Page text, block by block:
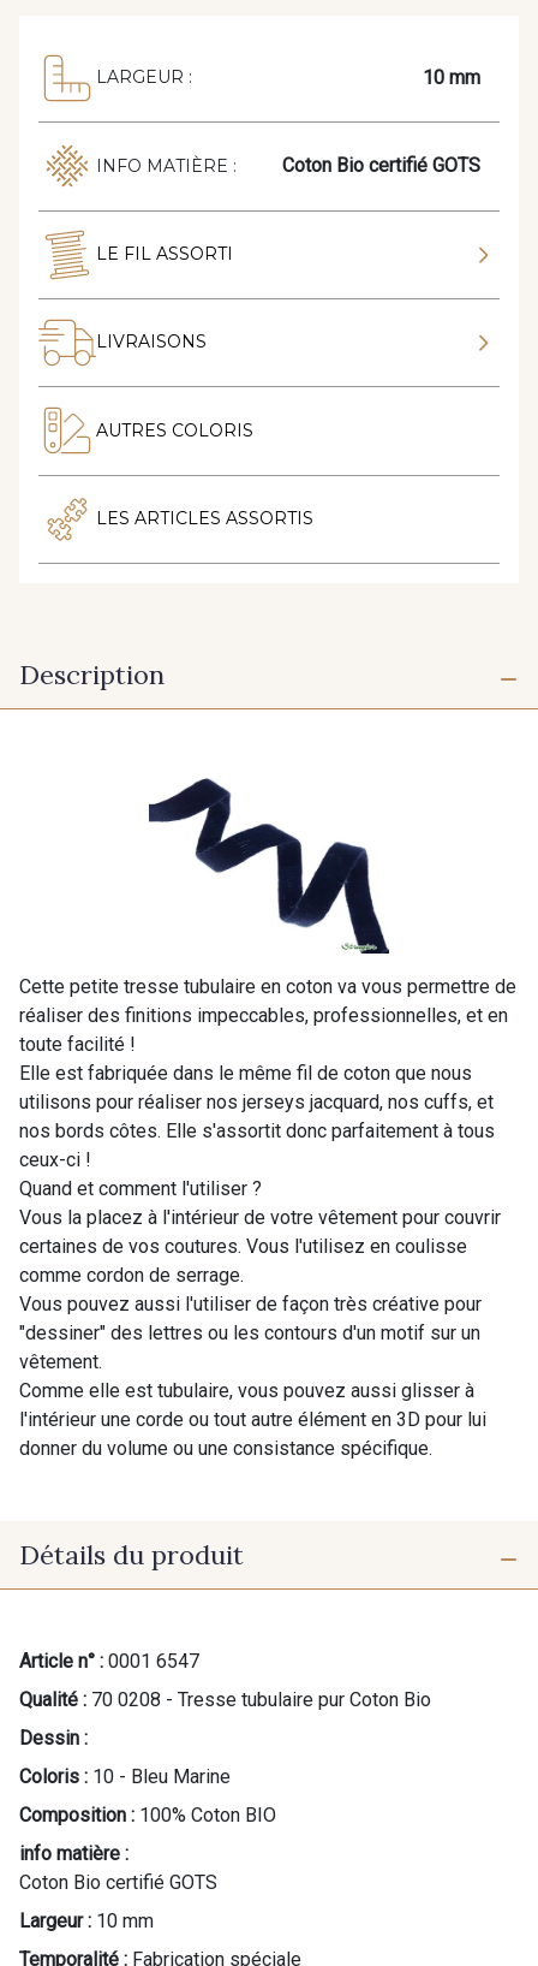
LARGEUR : 10 mm
INFO MATIÈRE : Coton Bio certifié GOTS
LE FIL ASSORTI
LIVRAISONS
AUTRES COLORIS
LES ARTICLES ASSORTIS
Description
Cette petite tresse tubulaire en coton va vous permettre de
réaliser des finitions impeccables, professionnelles, et en
toute facilité !
Elle est fabriquée dans le même fil de coton que nous
utilisons pour réaliser nos jerseys jacquard, nos cuffs, et
nos bords côtes. Elle s'assortit donc parfaitement à tous
ceux-ci !
Quand et comment l'utiliser ?
Vous la placez à l'intérieur de votre vêtement pour couvrir
certaines de vos coutures. Vous l'utilisez en coulisse
comme cordon de serrage.
Vous pouvez aussi l'utiliser de façon très créative pour
"dessiner" des lettres ou les contours d'un motif sur un
vêtement.
Comme elle est tubulaire, vous pouvez aussi glisser à
l'intérieur une corde ou tout autre élément en 3D pour lui
donner du volume ou une consistance spécifique.
Détails du produit
Article n° : 0001 6547
Qualité : 70 0208 - Tresse tubulaire pur Coton Bio
Dessin :
Coloris : 10 - Bleu Marine
Composition : 100% Coton BIO
info matière :
Coton Bio certifié GOTS
Largeur : 10 mm
Temporalité : Fabrication spéciale